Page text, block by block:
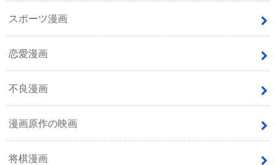
スポーツ漫画
恋愛漫画
不良漫画
漫画原作の映画
将棋漫画